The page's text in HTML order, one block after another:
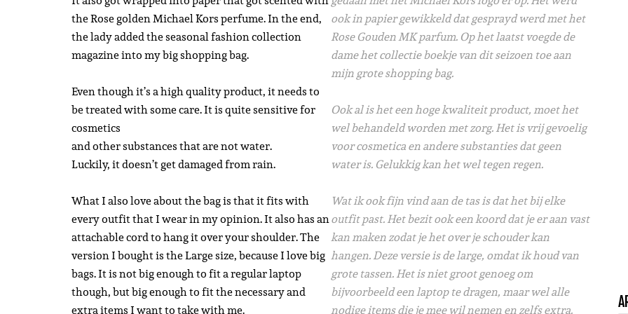
the Rose golden Michael Kors perfume. In the end,
the lady added the seasonal fashion collection
magazine into my big shopping bag.
Even though it’s a high quality product, it needs to
be treated with some care. It is quite sensitive for
cosmetics
and other substances that are not water.
Luckily, it doesn’t get damaged from rain.
What I also love about the bag is that it fits with
every outfit that I wear in my opinion. It also has an
attachable cord to hang it over your shoulder. The
version I bought is the Large size, because I love big
bags. It is not big enough to fit a regular laptop
though, but big enough to fit the necessary and
extra items I want to take with me.
ook in papier gewikkeld dat gesprayd werd met het
Rose Gouden MK parfum. Op het laatst voegde de
dame het collectie boekje van dit seizoen toe aan
mijn grote shopping bag.
Ook al is het een hoge kwaliteit product, moet het
wel behandeld worden met zorg. Het is vrij gevoelig
voor cosmetica en andere substanties dat geen
water is. Gelukkig kan het wel tegen regen.
Wat ik ook fijn vind aan de tas is dat het bij elke
outfit past. Het bezit ook een koord dat je er aan vast
kan maken zodat je het over je schouder kan
hangen. Deze versie is de large, omdat ik houd van
grote tassen. Het is niet groot genoeg om
bijvoorbeeld een laptop te dragen, maar wel alle
nodige items die je mee wil nemen en zelfs extra.